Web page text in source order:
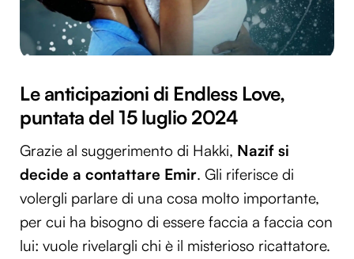
Le anticipazioni di Endless Love,
puntata del 15 luglio 2024
Grazie al suggerimento di Hakki, Nazif si
decide a contattare Emir. Gli riferisce di
volergli parlare di una cosa molto importante,
per cui ha bisogno di essere faccia a faccia con
lui: vuole rivelargli chi è il misterioso ricattatore.